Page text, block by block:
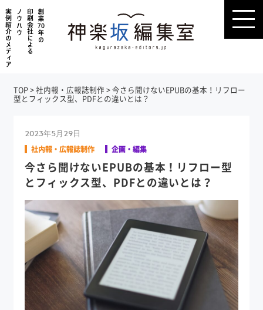
TOP>社内報・広報誌制作 >今さら聞けないEPUBの基本！リフロー
型とフィックス型、PDFとの違いとは？
2023年5月29日
社内報・広報誌制作 企画・編集
今さら聞けないEPUBの基本！リフロー型
とフィックス型、PDFとの違いとは？